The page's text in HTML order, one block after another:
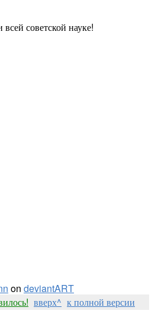
советской науке!
on deviantART
вверх^ к полной версии